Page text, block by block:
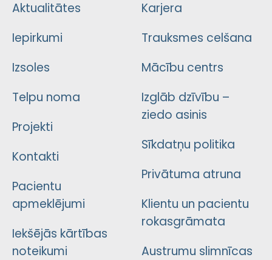
Aktualitātes
Iepirkumi
Izsoles
Telpu noma
Projekti
Kontakti
Pacientu
apmeklējumi
Iekšējās kārtības
noteikumi
Karjera
Trauksmes celšana
Mācību centrs
Izglāb dzīvību –
ziedo asinis
Sīkdatņu politika
Privātuma atruna
Klientu un pacientu
rokasgrāmata
Austrumu slimnīcas